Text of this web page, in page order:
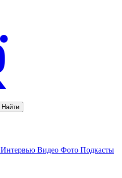
Найти
Интервью Видео Фото Подкасты